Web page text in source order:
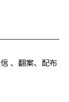
、翻案、配布